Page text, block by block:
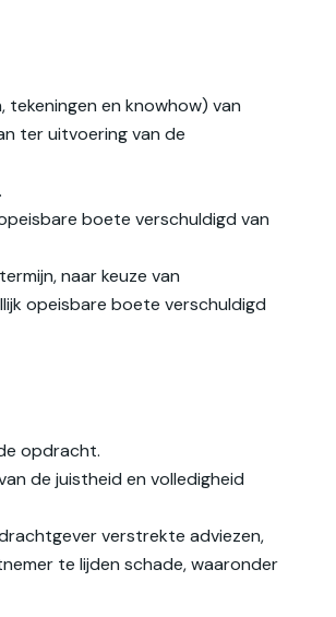
en knowhow) van
ter uitvoering van de
boete verschuldigd van
naar keuze van
opeisbare boete verschuldigd
opdracht.
de juistheid en volledigheid
verstrekte adviezen,
te lijden schade, waaronder